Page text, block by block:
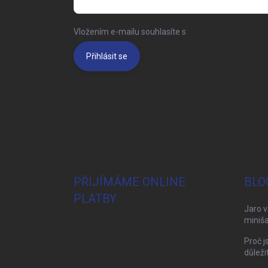
Vložením e-mailu souhlasíte s
Přihlásit se
PŘIJÍMÁME ONLINE
PLATBY
Jaro
Proč